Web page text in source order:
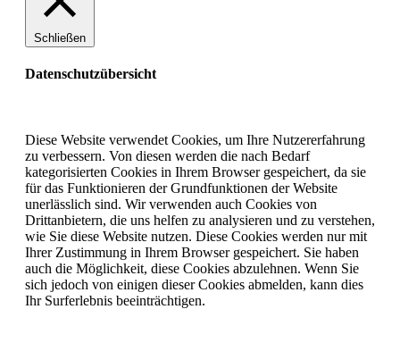
Schließen
Datenschutzübersicht
Diese Website verwendet Cookies, um Ihre Nutzererfahrung
zu verbessern. Von diesen werden die nach Bedarf
kategorisierten Cookies in Ihrem Browser gespeichert, da sie
für das Funktionieren der Grundfunktionen der Website
unerlässlich sind. Wir verwenden auch Cookies von
Drittanbietern, die uns helfen zu analysieren und zu verstehen,
wie Sie diese Website nutzen. Diese Cookies werden nur mit
Ihrer Zustimmung in Ihrem Browser gespeichert. Sie haben
auch die Möglichkeit, diese Cookies abzulehnen. Wenn Sie
sich jedoch von einigen dieser Cookies abmelden, kann dies
Ihr Surferlebnis beeinträchtigen.